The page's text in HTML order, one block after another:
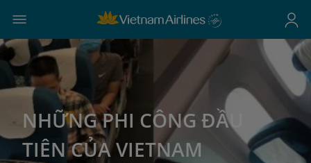
NHỮNG PHI CÔNG ĐẦU
TIÊN CỦA VIETNAM